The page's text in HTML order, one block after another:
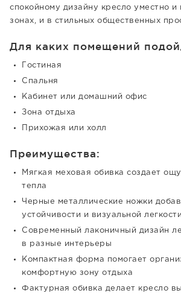
спокойному дизайну кресло уместно и
зонах, и в стильных общественных
Для каких помещений
Гостиная
Спальня
Кабинет или домашний офис
Зона отдыха
Прихожая или холл
Преимущества:
Мягкая меховая обивка создает
тепла
Черные металлические ножки
устойчивости и визуальной легкости
Современный лаконичный дизайн
в разные интерьеры
Компактная форма помогает
комфортную зону отдыха
Фактурная обивка делает кресло